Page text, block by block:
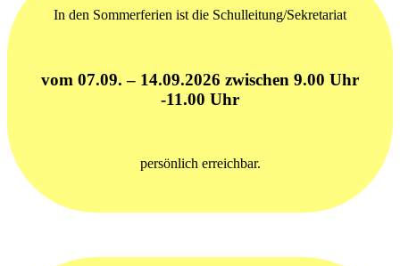
In den Sommerferien ist die Schulleitung/Sekretariat
vom 07.09. – 14.09.2026 zwischen 9.00 Uhr
-11.00 Uhr
persönlich erreichbar.